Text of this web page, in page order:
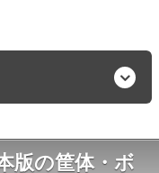
版の筐体・ボ